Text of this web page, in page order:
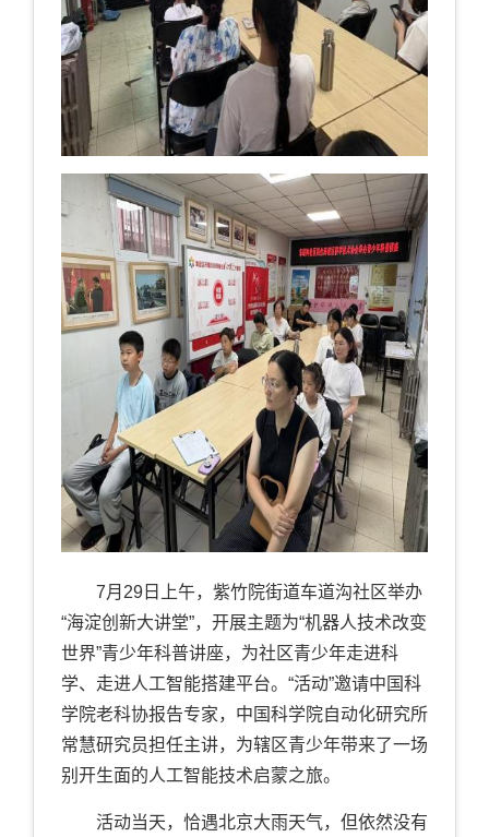
7月 29 日上午，紫竹院街道车道沟社区举办
“海淀创新大讲堂”，开展主题为“机器人技术改变
世界”青少年科普讲座，为社区青少年走进科
学、走进人工智能搭建平台。“活动”邀请中国科
学院老科协报告专家，中国科学院自动化研究所
常慧研究员担任主讲，为辖区青少年带来了一场
别开生面的人工智能技术启蒙之旅。
活动当天，恰遇北京大雨天气，但依然没有